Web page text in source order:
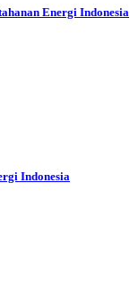
Energi Indonesia
Indonesia